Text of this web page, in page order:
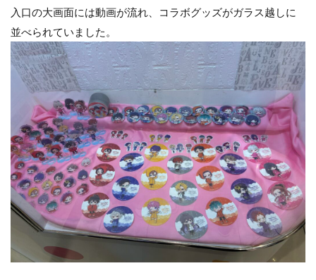
入口の大画面には動画が流れ、コラボグッズがガラス越しに
並べられていました。